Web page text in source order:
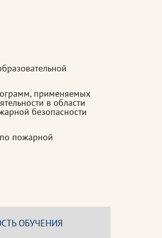
применяемых
в области
безопасности
пожарной
ОБУЧЕНИЯ